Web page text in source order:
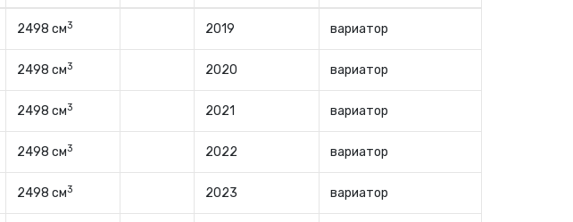
2498 см3 2019 вариатор
2498 см3 2020 вариатор
2498 см3 2021 вариатор
2498 см3 2022 вариатор
2498 см3 2023 вариатор